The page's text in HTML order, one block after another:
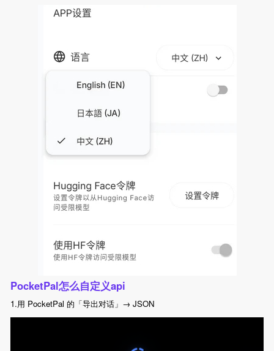
PocketPal怎么自定义api
1.用 PocketPal 的「导出对话」→ JSON